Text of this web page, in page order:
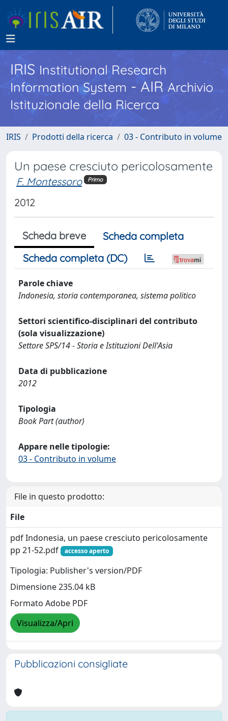
IRISInstitutional Research
Information System - AIR Archivio
Istituzionale della Ricerca
IRIS Prodotti della ricerca 03 - Contributo in volume
Un paese cresciuto pericolosamente
F. Montessoro Primo
2012
Scheda breve
Scheda completa
Scheda completa (DC)
Parole chiave
Indonesia, storia contemporanea, sistema politico
Settori scientifico-disciplinari del contributo
(sola visualizzazione)
Settore SPS/14 - Storia e Istituzioni Dell'Asia
Data di pubblicazione
2012
Tipologia
Book Part (author)
Appare nelle tipologie:
03 - Contributo in volume
File in questo prodotto:
File
pdf Indonesia, un paese cresciuto pericolosamente
pp 21-52.pdf
accesso aperto
Tipologia: Publisher's version/PDF
Dimensione 235.04 kB
Formato Adobe PDF
Visualizza/Apri
Pubblicazioni consigliate